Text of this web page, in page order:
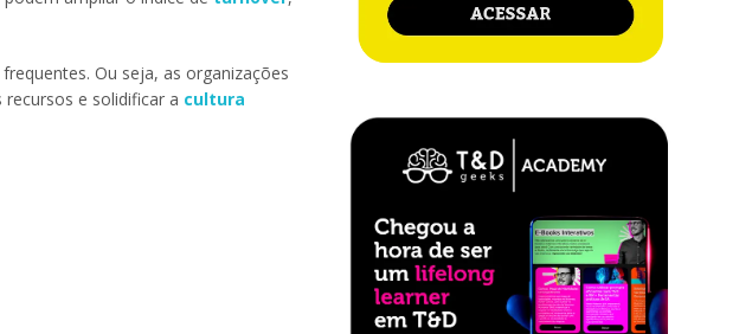
Ou seja, as organizações
e solidificar a cultura